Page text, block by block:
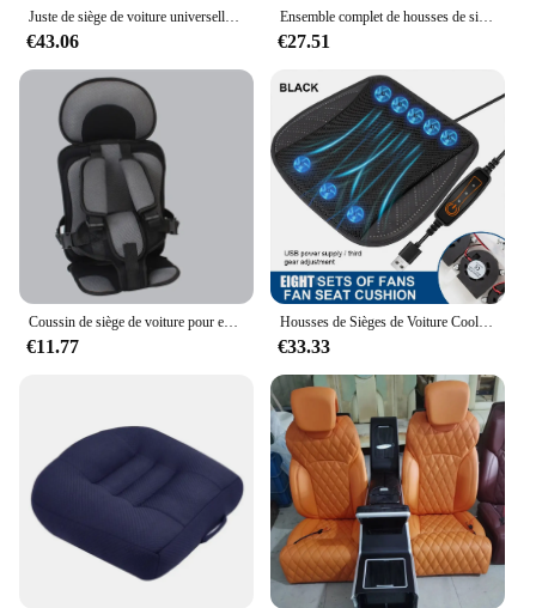
Juste de siège de voiture universelle pour intérieur de voiture, coussin de saison, adaptée à la plupart des véhicules, protection avancée et confort amélioré
€43.06
Ensemble complet de housses de siège de voiture, protecteurs de siège avant et arrière, crochets inclus, universel, auto, camions, camionnette, SUV, accessoires, 9 pièces
€27.51
Coussin de siège de voiture pour enfants, siège de chariot pour enfants, siège sûr pour bébé, coussin de matelas, 1-6 ans, livraison directe, 1 ensemble
€11.77
Housses de Sièges de Voiture Cool, Coussin avec USB 8 Ventilateurs, 3 Polymères de Refroidissement Recyclables, pour Auto, Maison, Bureau
€33.33